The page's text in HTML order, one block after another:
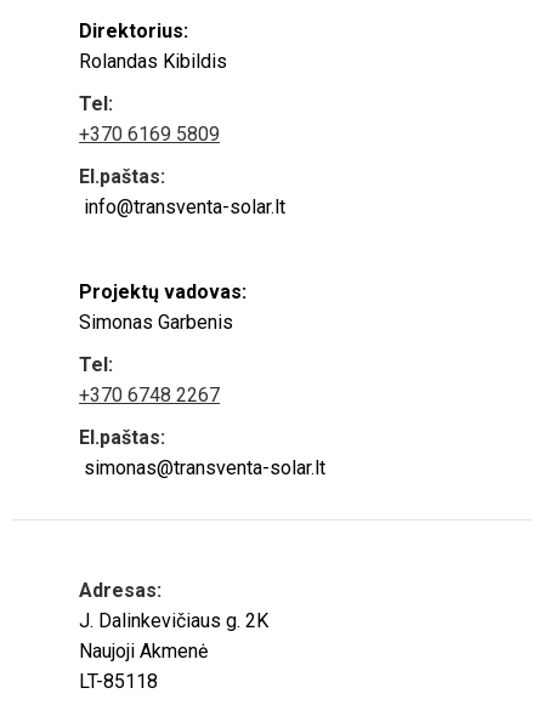
Direktorius:
Rolandas Kibildis
Tel:
+370 6169 5809
El.paštas:
info@transventa-solar.lt
Projektų vadovas:
Simonas Garbenis
Tel:
+370 6748 2267
El.paštas:
simonas@transventa-solar.lt
Adresas:
J. Dalinkevičiaus g. 2K
Naujoji Akmenė
LT-85118